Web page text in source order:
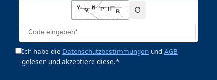
Ich habe die Datenschutzbestimmungen und AGB
gelesen und akzeptiere diese.*